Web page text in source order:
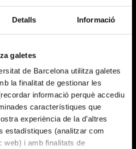
Detalls Informació
galetes
de Barcelona utilitza galetes
la finalitat de gestionar les
informació perquè accediu
característiques que
experiència de la d’altres
estadístiques (analitzar com
web) i amb finalitats de